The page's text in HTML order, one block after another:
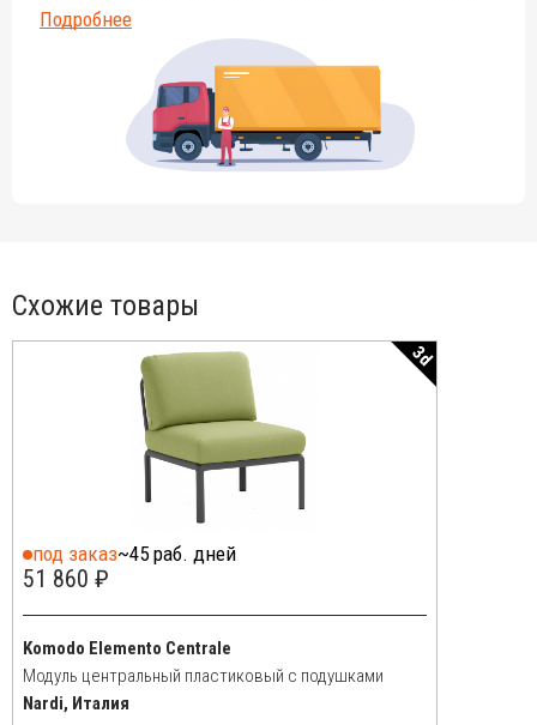
Подробнее
Схожие товары
3d
под заказ~45 раб. дней
51 860 ₽
Komodo Elemento Centrale
Модуль центральный пластиковый с подушками
Nardi, Италия